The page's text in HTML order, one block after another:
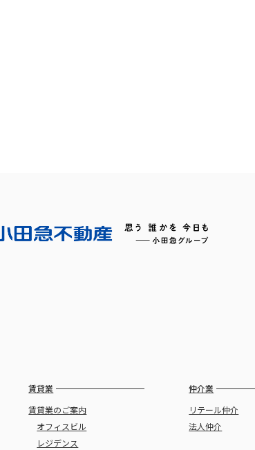
賃貸業
賃貸業のご案内
オフィスビル
レジデンス
仲介業
リテール仲介
法人仲介